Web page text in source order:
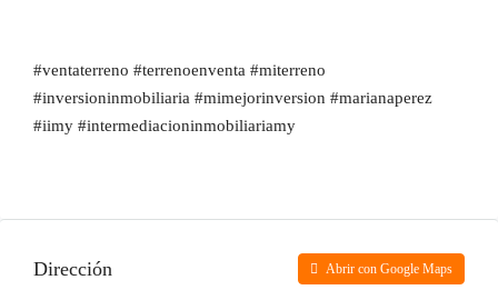
#ventaterreno #terrenoenventa #miterreno
#inversioninmobiliaria #mimejorinversion #marianaperez
#iimy #intermediacioninmobiliariamy
Dirección Abrir con Google Maps